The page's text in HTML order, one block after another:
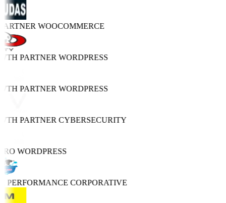
WOOCOMMERCE
PARTNERWORDPRESS
PARTNERWORDPRESS
PARTNERCYBERSECURITY
WORDPRESS
PERFORMANCECORPORATIVE